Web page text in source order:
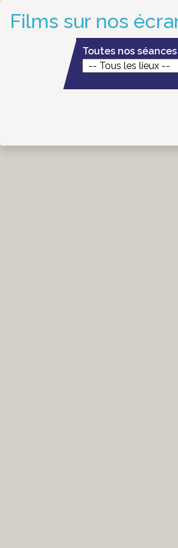
Films sur nos
Toutes nos séances